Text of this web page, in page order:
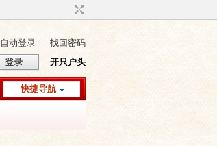
自动登录
找回密码
登录 开只户头
快捷导航